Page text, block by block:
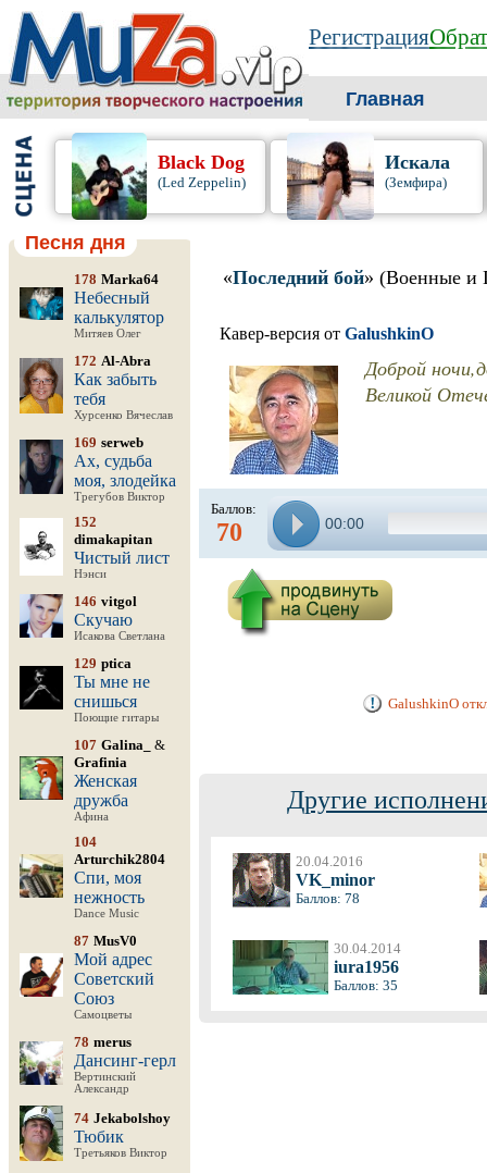
Регистрация
Главная
Black Dog
(Led Zeppelin)
Искала
(Земфира)
Песня дня
178 Marka64
Небесный
калькулятор
Митяев Олег
172 Al-Abra
Как забыть
тебя
Хурсенко Вячеслав
169 serweb
Ах, судьба
моя, злодейка
Трегубов Виктор
152
dimakapitan
Чистый лист
Нэнси
146 vitgol
Скучаю
Исакова Светлана
129 ptica
Ты мне не
снишься
Поющие гитары
107 Galina_
&
Grafinia
Женская
дружба
Афина
104
Arturchik2804
Спи, моя
нежность
Dance Music
87 MusV0
Мой адрес
Советский
Союз
Самоцветы
78 merus
Дансинг-герл
Вертинский
Александр
74 Jekabolshoy
Тюбик
Третьяков Виктор
«Последний бой» (Военные и
Кавер-версия от GalushkinO
Доброй
Великой
Баллов:
70 00:00
GalushkinO
Другие
20.04.2016
VK_minor
Баллов: 78
30.04.2014
iura1956
Баллов: 35